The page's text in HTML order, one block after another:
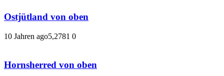
Ostjütland von oben
10 Jahren ago5,2781 0
Hornsherred von oben